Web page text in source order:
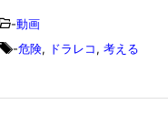
-動画
-危険, ドラレコ, 考える